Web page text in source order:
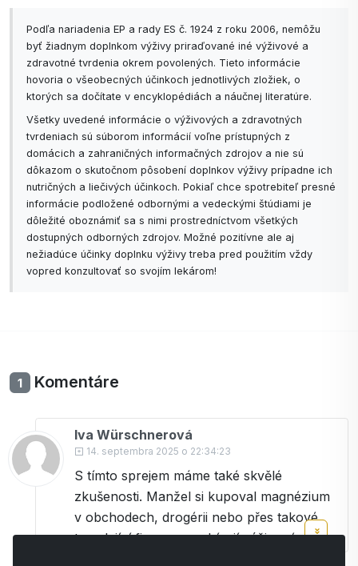
Podľa nariadenia EP a rady ES č. 1924 z roku 2006, nemôžu
byť žiadnym doplnkom výživy priraďované iné výživové a
zdravotné tvrdenia okrem povolených. Tieto informácie
hovoria o všeobecných účinkoch jednotlivých zložiek, o
ktorých sa dočítate v encyklopédiách a náučnej literatúre.
Všetky uvedené informácie o výživových a zdravotných
tvrdeniach sú súborom informácií voľne prístupných z
domácich a zahraničných informačných zdrojov a nie sú
dôkazom o skutočnom pôsobení doplnkov výživy prípadne ich
nutričných a liečivých účinkoch. Pokiaľ chce spotrebiteľ presné
informácie podložené odbornými a vedeckými štúdiami je
dôležité oboznámiť sa s nimi prostredníctvom všetkých
dostupných odborných zdrojov. Možné pozitívne ale aj
nežiadúce účinky doplnku výživy treba pred použitím vždy
vopred konzultovať so svojím lekárom!
1 Komentáre
Iva Würschnerová
14. septembra 2025 o 22:34:23
S tímto sprejem máme také skvělé
zkušenosti. Manžel si kupoval magnézium
v obchodech, drogérii nebo přes takové
ty volající firmy, co nabízejí výživové